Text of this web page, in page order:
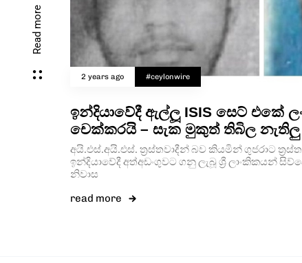
Read more
2 years ago #ceylonwire
ඉන්දියාවේදී ඇල්ලූ ISIS සෙට් එකේ
චෙක්කරයි – සැක මුකුත් තිබිල නැතිලු
අයි.එස්.අයි.එස්. ත්‍රස්තවාදීන් බව කියමින් ගුජරාට
ඉන්දියාවේදී අත්අඩංගුවට ගනු ලැබූ ශ්‍රී ලාංකිකයන්
නිවාස
read more